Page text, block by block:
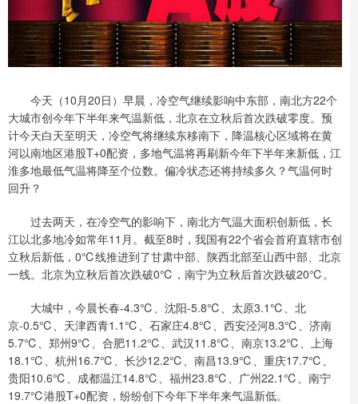
今天（10月20日）早晨，冷空气继续影响中东部，南北方22个
大城市创今年下半年来气温新低，北京在立秋后首次跌破零度。预
计今天白天至明天，冷空气将继续东移南下，降温核心区域将在黄
河以南地区港股T+0配资，多地气温将再刷新今年下半年来新低，江
淮多地最低气温将降至个位数。偏冷状态还将持续多久？气温何时
回升？
过去两天，在冷空气的影响下，南北方气温大面积创新低，长
江以北多地冷如常年11月。截至8时，我国有22个省会首府直辖市创
立秋后新低，0℃线推进到了甘肃中部、陕西北部至山西中部、北京
一线。北京为立秋后首次跌破0℃，南宁为立秋后首次跌破20℃。
大城中，今晨长春-4.3℃、沈阳-5.8℃、太原3.1℃、北
京-0.5℃、天津西青1.1℃、石家庄4.8℃、西安泾河8.3℃、济南
5.7℃、郑州9℃、合肥11.2℃、武汉11.8℃、南京13.2℃、上海
18.1℃、杭州16.7℃、长沙12.2℃、南昌13.9℃、重庆17.7℃、
贵阳10.6℃、成都温江14.8℃、福州23.8℃、广州22.1℃、南宁
19.7℃港股T+0配资，纷纷创下今年下半年来气温新低。